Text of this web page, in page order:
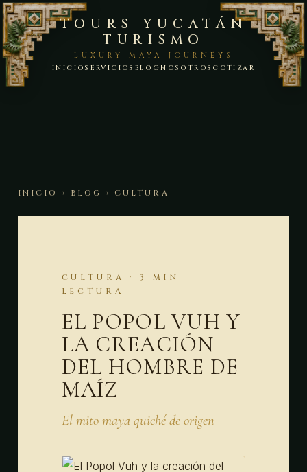
TOURS YUCATÁN
TURISMO
LUXURY MAYA JOURNEYS
INICIO SERVICIOS BLOGNOSOTROS COTIZAR
INICIO › BLOG › CULTURA
CULTURA · 3 MIN
LECTURA
EL POPOL VUH Y
LA CREACIÓN
DEL HOMBRE DE
MAÍZ
El mito maya quiché de origen